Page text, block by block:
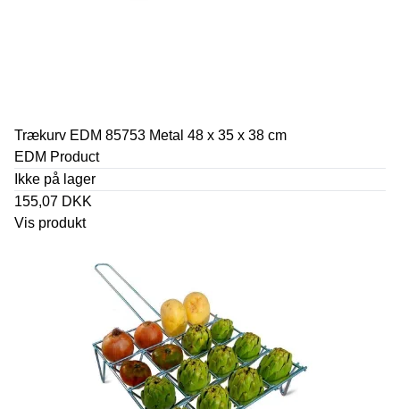
Trækurv EDM 85753 Metal 48 x 35 x 38 cm
EDM Product
Ikke på lager
155,07 DKK
Vis produkt